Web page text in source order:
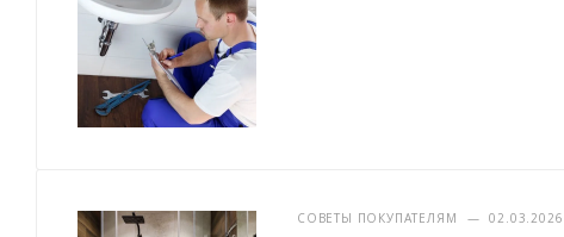
СОВЕТЫ ПОКУПАТЕЛЯМ — 02.03.2026